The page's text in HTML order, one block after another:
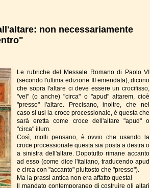
non necessariamente
Le rubriche del Messale Romano di Paolo VI
(secondo l'ultima edizione III emendata), dicono
che sopra l'altare ci deve essere un crocifisso,
"vel" (o anche) "circa" o "apud" altarem, cioè
"presso" l'altare. Precisano, inoltre, che nel
caso si usi la croce processionale, è questa che
sarà eretta come croce dell'altare "apud" o
"circa" illum.
Così, molti pensano, è ovvio che usando la
croce processionale questa sia posta a destra o
a sinistra dell'altare. Dopotutto rimane accanto
ad esso (come dice l'italiano, traducendo apud
e circa con "accanto" piuttosto che "presso").
Ma la prassi antica non era affatto questa!
Il mandato contemporaneo di costruire gli altari